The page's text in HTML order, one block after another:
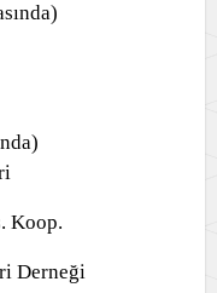
Koop.
Derneği